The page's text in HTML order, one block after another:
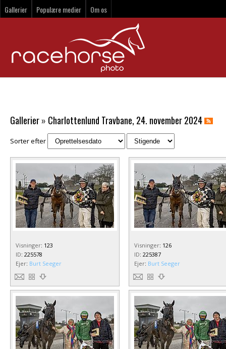
Gallerier Populære medier Om os
Gallerier» Charlottenlund Travbane, 24. november 2024
Sorter efter
Visninger: 123
ID: 225578
Ejer: Burt Seeger
Visninger: 126
ID: 225387
Ejer: Burt Seeger